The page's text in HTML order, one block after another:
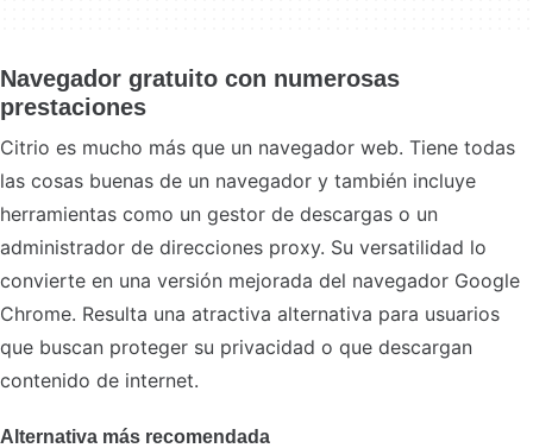
Navegador gratuito con numerosas
prestaciones
Citrio es mucho más que un navegador web. Tiene todas
las cosas buenas de un navegador y también incluye
herramientas como un gestor de descargas o un
administrador de direcciones proxy. Su versatilidad lo
convierte en una versión mejorada del navegador Google
Chrome. Resulta una atractiva alternativa para usuarios
que buscan proteger su privacidad o que descargan
contenido de internet.
Alternativa más recomendada